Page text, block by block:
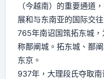
（今越南）的重要通道
展和与东南亚的国际交
765年南诏国筑拓东城
称鄯阐城。拓东城、鄯
东京。
937年，大理段氏夺取